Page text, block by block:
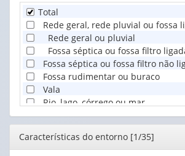
Total
Rede geral, rede pluvial ou fossa
Rede geral ou pluvial
Fossa séptica ou fossa filtro
Fossa séptica ou fossa filtro não
Fossa rudimentar ou buraco
Vala
Rio, lago, córrego ou mar
Outra forma
Não tinham banheiro nem
Editor
Características do entorno [1/35]